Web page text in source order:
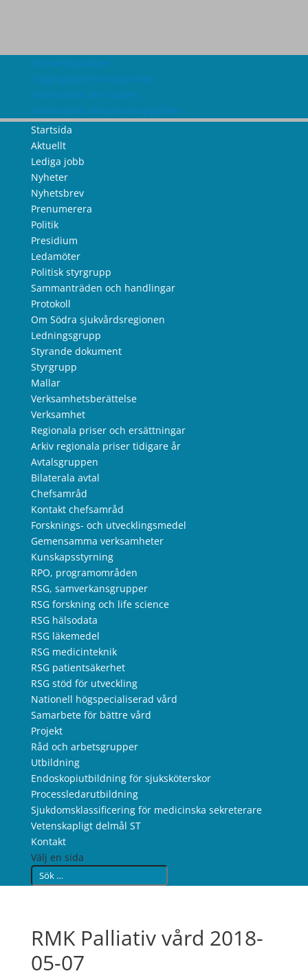
Om webbplatsen
Tillgänglighetsredogörelse
Information om cookies
Information om personuppgifter
Startsida
Aktuellt
Lediga jobb
Nyheter
Nyhetsbrev
Prenumerera
Politik
Presidium
Ledamöter
Politisk styrgrupp
Sammanträden och handlingar
Protokoll
Om Södra sjukvårdsregionen
Ledningsgrupp
Styrande dokument
Styrgrupp
Mallar
Verksamhetsberättelse
Verksamhet
Regionala priser och ersättningar
Arkiv regionala priser tidigare år
Avtalsgruppen
Bilaterala avtal
Chefsamråd
Kontakt chefsamråd
Forsknings- och utvecklingsmedel
Gemensamma verksamheter
Kunskapsstyrning
RPO, programområden
RSG, samverkansgrupper
RSG forskning och life science
RSG hälsodata
RSG läkemedel
RSG medicinteknik
RSG patientsäkerhet
RSG stöd för utveckling
Nationell högspecialiserad vård
Samarbete för bättre vård
Projekt
Råd och arbetsgrupper
Utbildning
Endoskopiutbildning för sjuksköterskor
Processledarutbildning
Sjukdomsklassificering för medicinska sekreterare
Vetenskapligt delmål ST
Kontakt
Välj en sida
RMK Palliativ vård 2018-
05-07